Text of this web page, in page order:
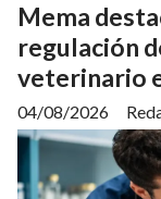
Mema
regulación
veterinario
04/08/2026